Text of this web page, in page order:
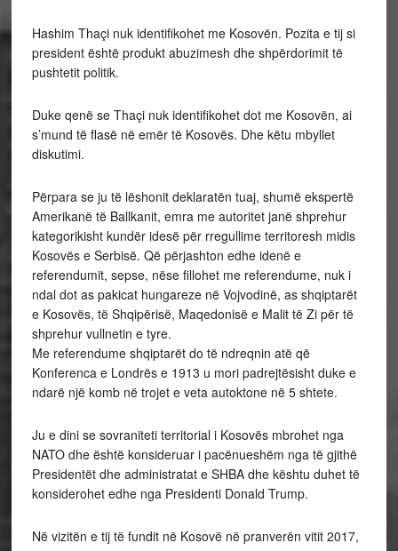
Hashim Thaçi nuk identifikohet me Kosovën. Pozita e tij si
president është produkt abuzimesh dhe shpërdorimit të
pushtetit politik.
Duke qenë se Thaçi nuk identifikohet dot me Kosovën, ai
s’mund të flasë në emër të Kosovës. Dhe këtu mbyllet
diskutimi.
Përpara se ju të lëshonit deklaratën tuaj, shumë ekspertë
Amerikanë të Ballkanit, emra me autoritet janë shprehur
kategorikisht kundër idesë për rregullime territoresh midis
Kosovës e Serbisë. Që përjashton edhe idenë e
referendumit, sepse, nëse fillohet me referendume, nuk i
ndal dot as pakicat hungareze në Vojvodinë, as shqiptarët
e Kosovës, të Shqipërisë, Maqedonisë e Malit të Zi për të
shprehur vullnetin e tyre.
Me referendume shqiptarët do të ndreqnin atë që
Konferenca e Londrës e 1913 u mori padrejtësisht duke e
ndarë një komb në trojet e veta autoktone në 5 shtete.
Ju e dini se sovraniteti territorial i Kosovës mbrohet nga
NATO dhe është konsideruar i pacënueshëm nga të gjithë
Presidentët dhe administratat e SHBA dhe kështu duhet të
konsiderohet edhe nga Presidenti Donald Trump.
Në vizitën e tij të fundit në Kosovë në pranverën vitit 2017,